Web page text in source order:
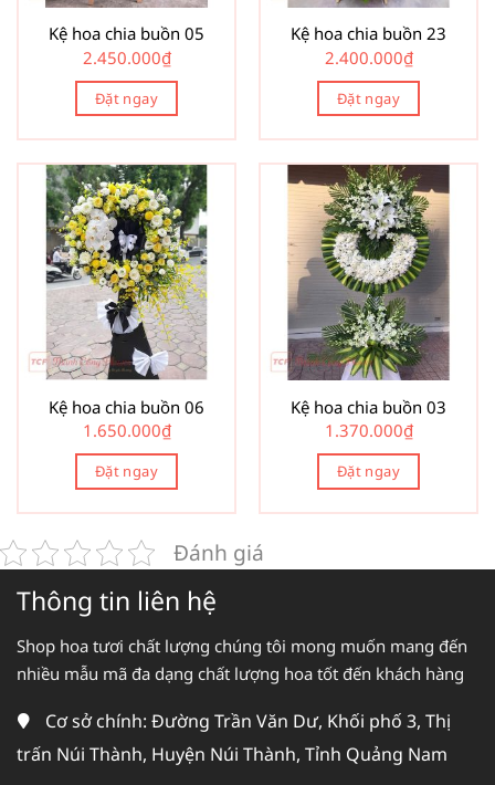
Kệ hoa chia buồn 05
2.450.000₫
Đặt ngay
Kệ hoa chia buồn 23
2.400.000₫
Đặt ngay
Kệ hoa chia buồn 06
1.650.000₫
Đặt ngay
Kệ hoa chia buồn 03
1.370.000₫
Đặt ngay
Đánh giá
Thông tin liên hệ
Shop hoa tươi chất lượng chúng tôi mong muốn mang đến
nhiều mẫu mã đa dạng chất lượng hoa tốt đến khách hàng
Cơ sở chính: Đường Trần Văn Dư, Khối phố 3, Thị
trấn Núi Thành, Huyện Núi Thành, Tỉnh Quảng Nam